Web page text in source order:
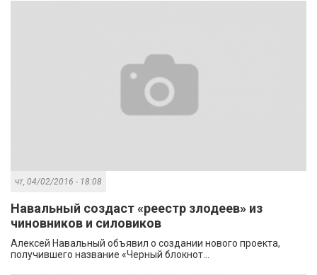
чт, 04/02/2016 - 18:08
Навальный создаст «реестр злодеев» из
чиновников и силовиков
Алексей Навальный объявил о создании нового проекта,
получившего название «Черный блокнот...